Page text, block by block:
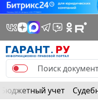
Бюджетный учет